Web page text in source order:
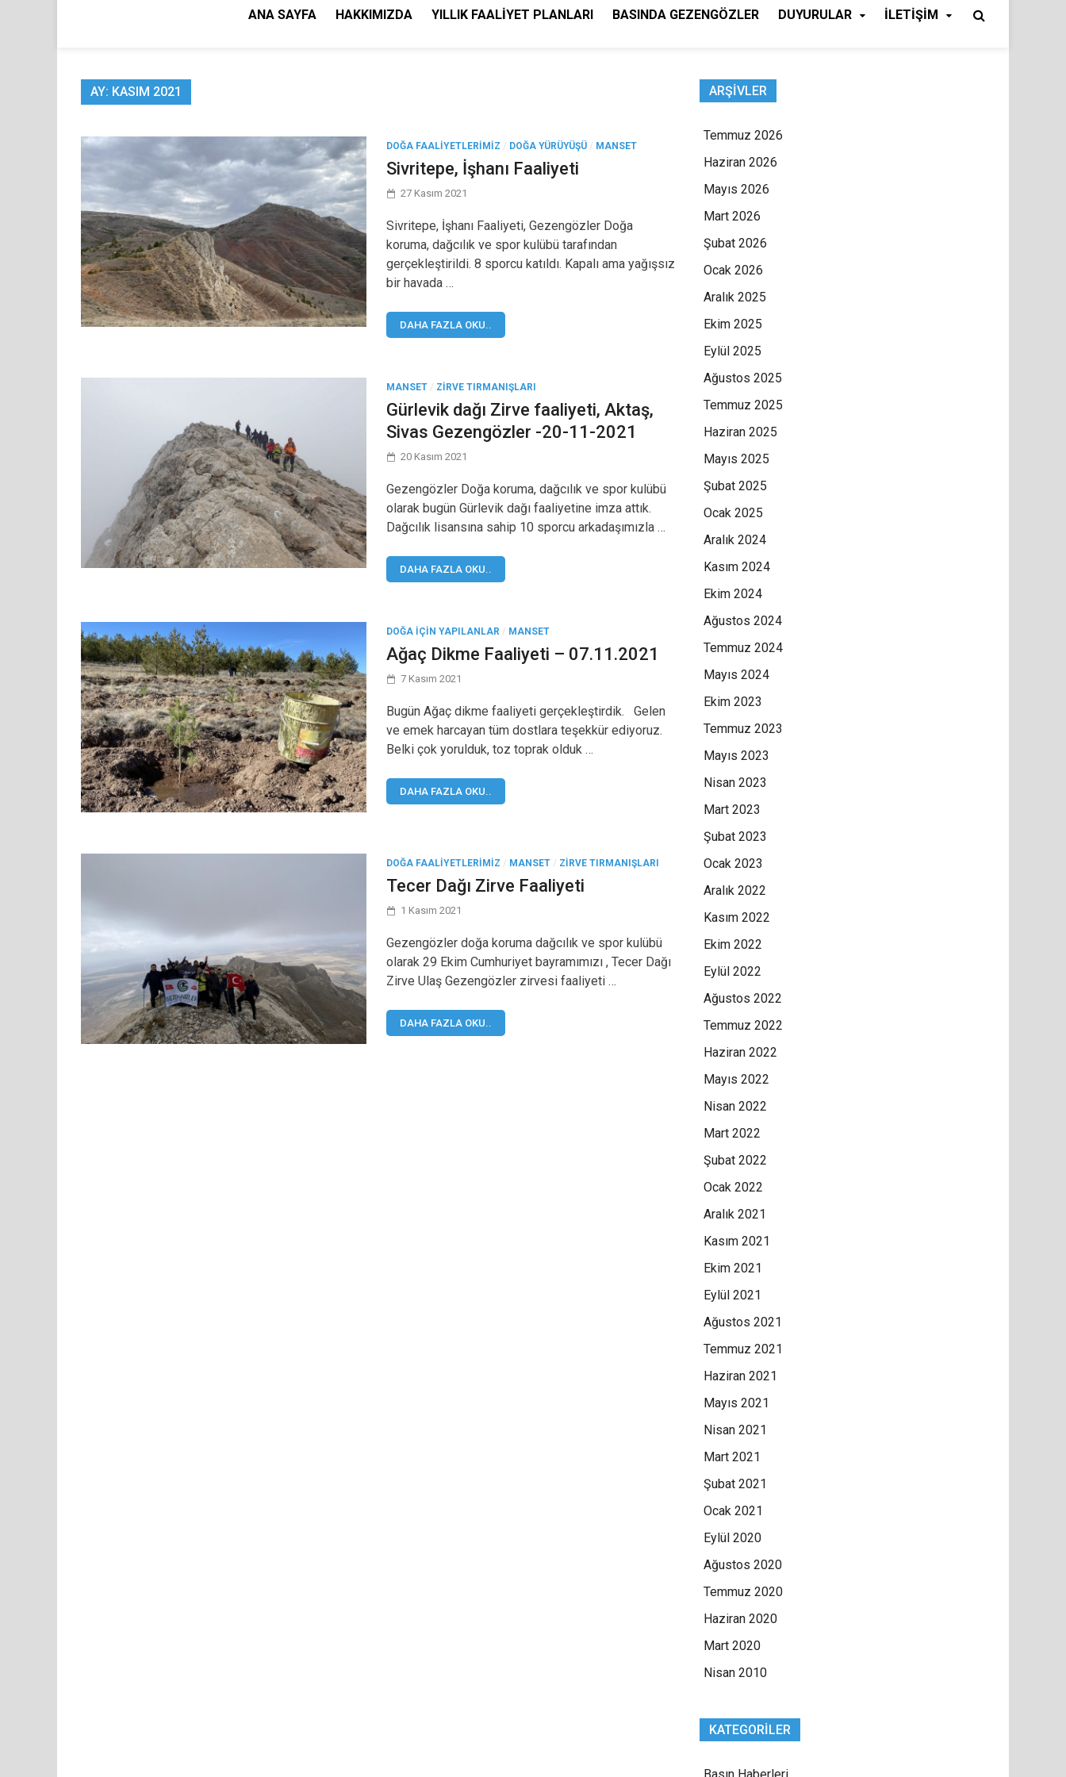
ANA SAYFA HAKKIMIZDA YILLIK FAALIYET PLANLARI BASINDA GEZENGÖZLER DUYURULAR İLETIŞIM
AY: KASIM 2021
DOĞA FAALIYETLERIMIZ / DOĞA YÜRÜYÜŞÜ / MANSET
Sivritepe, İşhanı Faaliyeti
27 Kasım 2021
Sivritepe, İşhanı Faaliyeti, Gezengözler Doğa
koruma, dağcılık ve spor kulübü tarafından
gerçekleştirildi. 8 sporcu katıldı. Kapalı ama yağışsız
bir havada …
DAHA FAZLA OKU..
MANSET / ZIRVE TIRMANIŞLARI
Gürlevik dağı Zirve faaliyeti, Aktaş,
Sivas Gezengözler -20-11-2021
20 Kasım 2021
Gezengözler Doğa koruma, dağcılık ve spor kulübü
olarak bugün Gürlevik dağı faaliyetine imza attık.
Dağcılık lisansına sahip 10 sporcu arkadaşımızla …
DAHA FAZLA OKU..
DOĞA IÇIN YAPILANLAR / MANSET
Ağaç Dikme Faaliyeti – 07.11.2021
7 Kasım 2021
Bugün Ağaç dikme faaliyeti gerçekleştirdik. Gelen
ve emek harcayan tüm dostlara teşekkür ediyoruz.
Belki çok yorulduk, toz toprak olduk …
DAHA FAZLA OKU..
DOĞA FAALIYETLERIMIZ / MANSET / ZIRVE TIRMANIŞLARI
Tecer Dağı Zirve Faaliyeti
1 Kasım 2021
Gezengözler doğa koruma dağcılık ve spor kulübü
olarak 29 Ekim Cumhuriyet bayramımızı , Tecer Dağı
Zirve Ulaş Gezengözler zirvesi faaliyeti …
DAHA FAZLA OKU..
ARŞIVLER
Temmuz 2026
Haziran 2026
Mayıs 2026
Mart 2026
Şubat 2026
Ocak 2026
Aralık 2025
Ekim 2025
Eylül 2025
Ağustos 2025
Temmuz 2025
Haziran 2025
Mayıs 2025
Şubat 2025
Ocak 2025
Aralık 2024
Kasım 2024
Ekim 2024
Ağustos 2024
Temmuz 2024
Mayıs 2024
Ekim 2023
Temmuz 2023
Mayıs 2023
Nisan 2023
Mart 2023
Şubat 2023
Ocak 2023
Aralık 2022
Kasım 2022
Ekim 2022
Eylül 2022
Ağustos 2022
Temmuz 2022
Haziran 2022
Mayıs 2022
Nisan 2022
Mart 2022
Şubat 2022
Ocak 2022
Aralık 2021
Kasım 2021
Ekim 2021
Eylül 2021
Ağustos 2021
Temmuz 2021
Haziran 2021
Mayıs 2021
Nisan 2021
Mart 2021
Şubat 2021
Ocak 2021
Eylül 2020
Ağustos 2020
Temmuz 2020
Haziran 2020
Mart 2020
Nisan 2010
KATEGORILER